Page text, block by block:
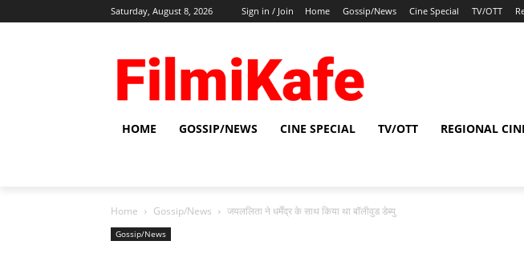
Saturday, August 8, 2026 Sign in / Join Home Gossip/News Cine Special TV/OTT
HOME GOSSIP/NEWS CINE SPECIAL TV/OTT REGIONAL
Home Gossip/News जयललिता ने धर्मेंद्र के साथ किया था बॉलीवुड डेब्‍यु
Gossip/News